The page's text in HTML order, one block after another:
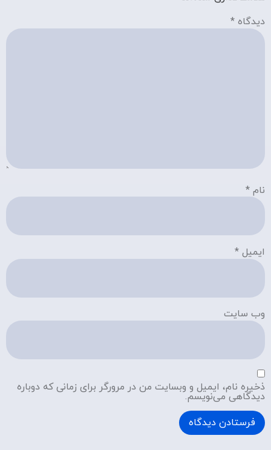
دیدگاه *
نام *
ایمیل *
وب‌ سایت
ذخیره نام، ایمیل و وبسایت من در مرورگر برای زمانی که دوباره
دیدگاهی می‌نویسم.